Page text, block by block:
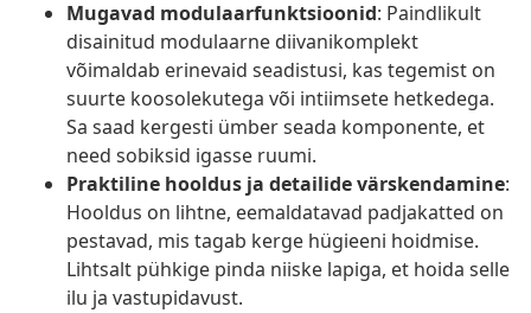
Mugavad modulaarfunktsioonid: Paindlikult
disainitud modulaarne diivanikomplekt
võimaldab erinevaid seadistusi, kas tegemist on
suurte koosolekutega või intiimsete hetkedega.
Sa saad kergesti ümber seada komponente, et
need sobiksid igasse ruumi.
Praktiline hooldus ja detailide värskendamine:
Hooldus on lihtne, eemaldatavad padjakatted on
pestavad, mis tagab kerge hügieeni hoidmise.
Lihtsalt pühkige pinda niiske lapiga, et hoida selle
ilu ja vastupidavust.